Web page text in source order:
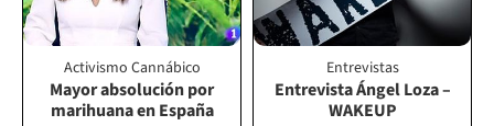
Activismo Cannábico
Mayor absolución por
marihuana en España
Entrevistas
Entrevista Ángel Loza –
WAKEUP